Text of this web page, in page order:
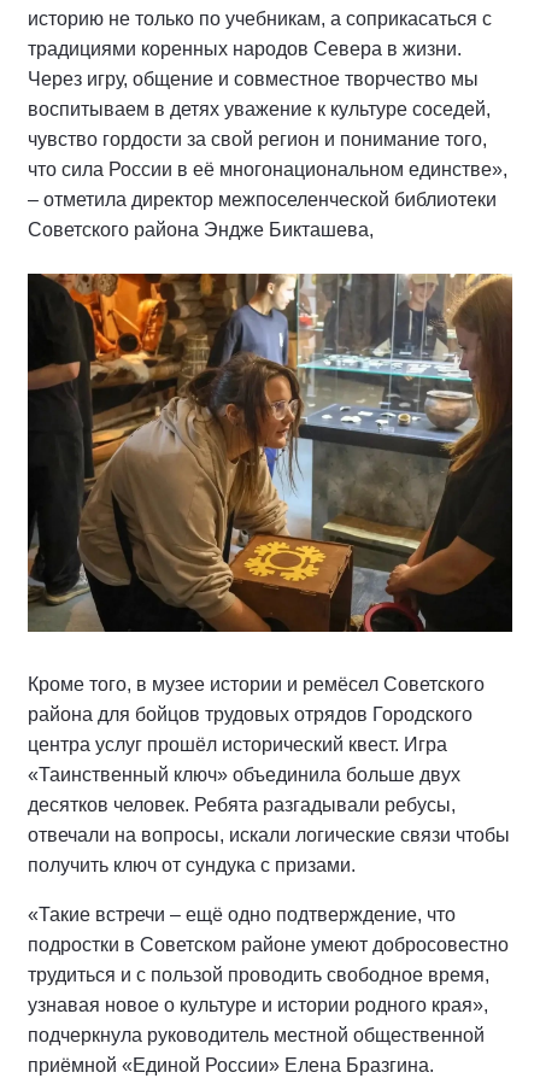
историю не только по учебникам, а соприкасаться с
традициями коренных народов Севера в жизни.
Через игру, общение и совместное творчество мы
воспитываем в детях уважение к культуре соседей,
чувство гордости за свой регион и понимание того,
что сила России в её многонациональном единстве»,
– отметила директор межпоселенческой библиотеки
Советского района Эндже Бикташева,
Кроме того, в музее истории и ремёсел Советского
района для бойцов трудовых отрядов Городского
центра услуг прошёл исторический квест. Игра
«Таинственный ключ» объединила больше двух
десятков человек. Ребята разгадывали ребусы,
отвечали на вопросы, искали логические связи чтобы
получить ключ от сундука с призами.
«Такие встречи – ещё одно подтверждение, что
подростки в Советском районе умеют добросовестно
трудиться и с пользой проводить свободное время,
узнавая новое о культуре и истории родного края»,
подчеркнула руководитель местной общественной
приёмной «Единой России» Елена Бразгина.